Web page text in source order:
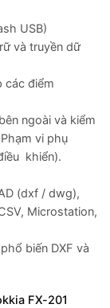
USB)
và truyền dữ
các điểm
ngoài và kiểm
vi phụ
khiển).
(dxf / dwg),
Microstation,
biến DXF và
FX-201